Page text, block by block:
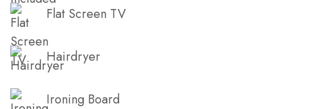
Flat Screen TV
Hairdryer
Ironing Board